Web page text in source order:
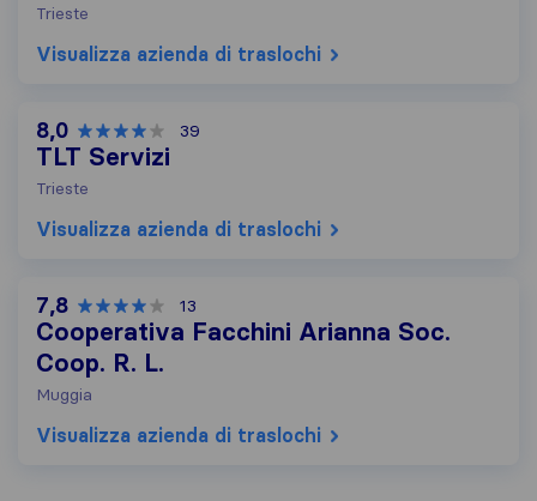
Trieste
Visualizza azienda di traslochi
8,0 39
TLT Servizi
Trieste
Visualizza azienda di traslochi
7,8 13
Cooperativa Facchini Arianna Soc.
Coop. R. L.
Muggia
Visualizza azienda di traslochi